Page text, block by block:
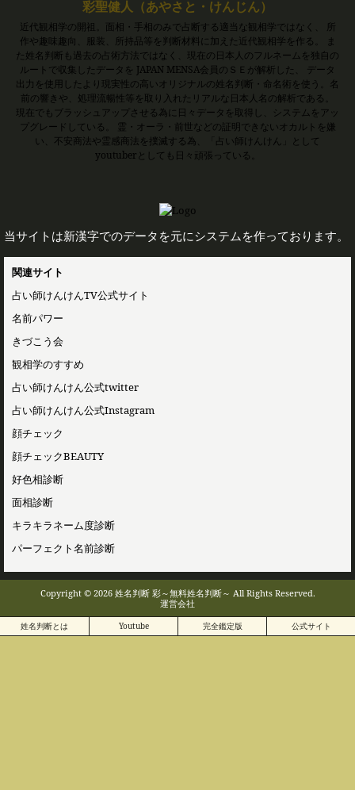
彩聖健人（あやさと・けんじん）
近代観相学の開祖。面相・手相のみで占断する適当な観相学ではなく、 所
作や趣味趣向、服装、所持品等を判断材料に加えた近代観相学を作る。 ま
た姓名判断も過去の占術方法ではなく、現在の日本人のフルネームを独自の
ルートで収集したデータを JAPAN MENSA会員のＳＥが解析した、 データ
出力を使用したより現実性の高いオリジナルの姓名判断・命名術を使う。名
前の響きや、処理流暢性等を取り入れたリアルな日本人名の解析である。
現在でもブラッシュアップさせる為に日々データを取得し、システムをアッ
プグレードしている。 霊・オーラ・前世などの証明できないオカルトを嫌
い、不安商法や霊感商法を撲滅する為、「占い師けんけん」として
youtuberとしても日々頑張っている。
当サイトは新漢字でのデータを元にシステムを作っております。
関連サイト
占い師けんけんTV公式サイト
名前パワー
きづこう会
観相学のすすめ
占い師けんけん公式twitter
占い師けんけん公式Instagram
顔チェック
顔チェックBEAUTY
好色相診断
面相診断
キラキラネーム度診断
パーフェクト名前診断
Copyright © 2026 姓名判断 彩～無料姓名判断～ All Rights Reserved.
運営会社
姓名判断とは Youtube 完全鑑定版 公式サイト